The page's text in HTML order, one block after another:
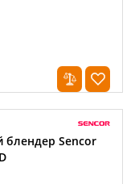
блендер Sencor